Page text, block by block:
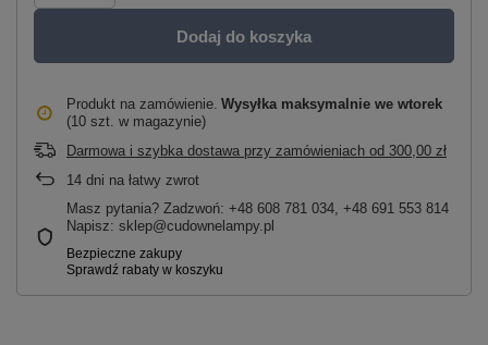
Dodaj do koszyka
Produkt na zamówienie Wysyłka maksymalnie we wtorek
(10 szt. w magazynie)
Darmowa i szybka dostawa przy zamówieniach od 300,00 zł
14 dni na łatwy zwrot
Masz pytania? Zadzwoń: +48 608 781 034, +48 691 553 814
Napisz: sklep@cudownelampy.pl